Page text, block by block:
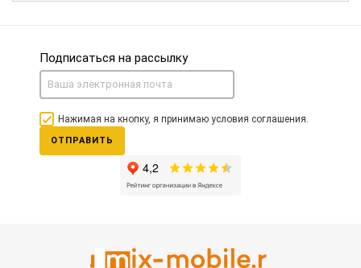
Подписаться на рассылку
Нажимая на кнопку, я принимаю условия соглашения.
ОТПРАВИТЬ